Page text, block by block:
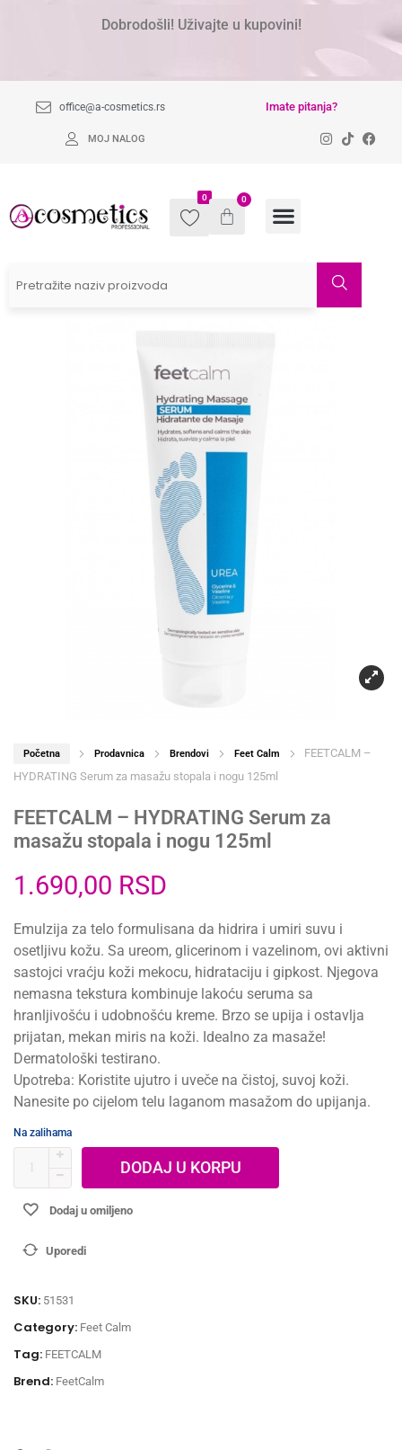
Dobrodošli! Uživajte u kupovini!
office@a-cosmetics.rs Imate pitanja?
MOJ NALOG
0 0
Početna Prodavnica Brendovi Feet Calm
FEETCALM –
HYDRATING Serum za masažu stopala i nogu 125ml
FEETCALM – HYDRATING Serum za
masažu stopala i nogu 125ml
1.690,00 RSD
Emulzija za telo formulisana da hidrira i umiri suvu i
osetljivu kožu. Sa ureom, glicerinom i vazelinom, ovi aktivni
sastojci vraćju koži mekocu, hidrataciju i gipkost. Njegova
nemasna tekstura kombinuje lakoću seruma sa
hranljivošću i udobnošću kreme. Brzo se upija i ostavlja
prijatan, mekan miris na koži. Idealno za masaže!
Dermatološki testirano.
Upotreba: Koristite ujutro i uveče na čistoj, suvoj koži.
Nanesite po cijelom telu laganom masažom do upijanja.
Na zalihama
DODAJ U KORPU
Dodaj u omiljeno
Uporedi
SKU: 51531
Category: Feet Calm
Tag: FEETCALM
Brend: FeetCalm